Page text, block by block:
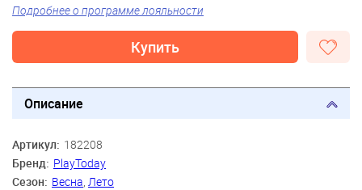
Подробнее о программе лояльности
Купить
Описание
Артикул: 182208
Бренд: PlayToday
Сезон: Весна Лето